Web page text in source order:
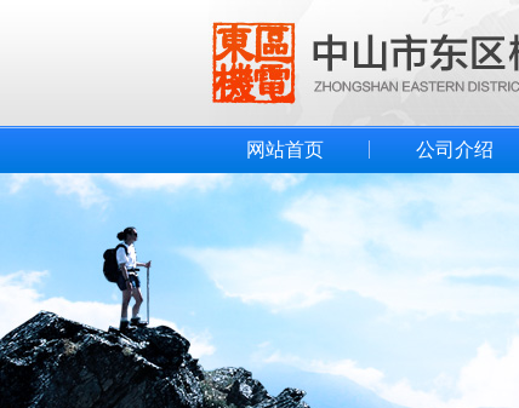
网站首页 公司介绍